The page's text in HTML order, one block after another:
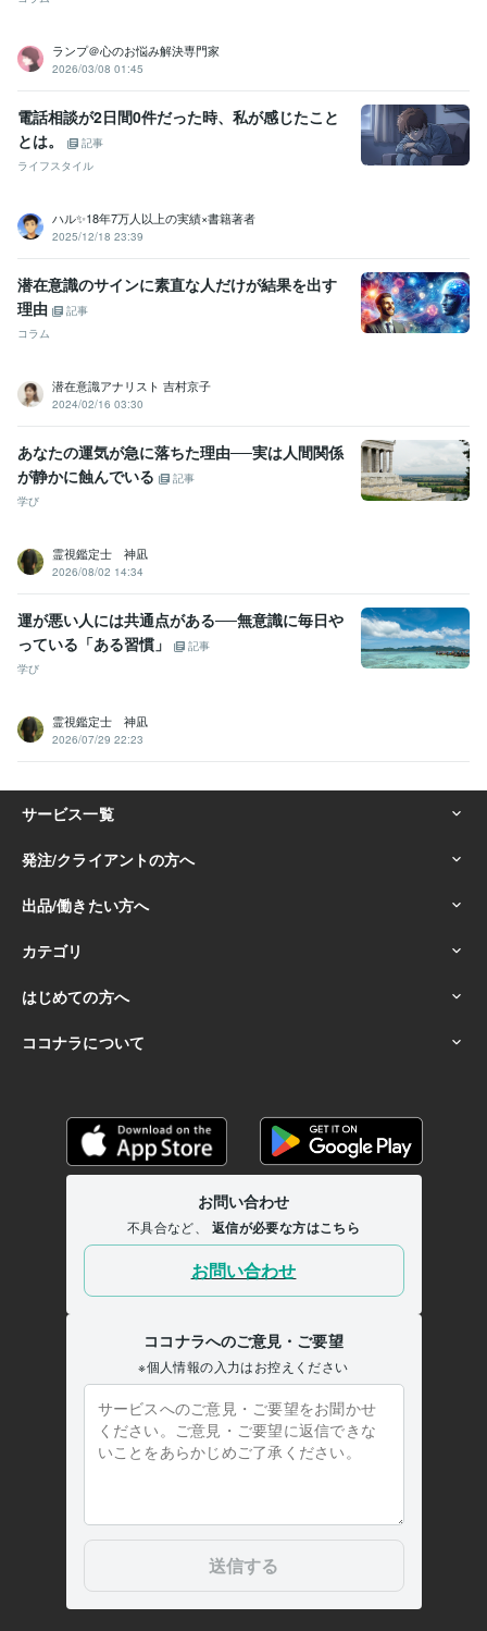
ランプ＠心のお悩み解決専門家
2026/03/08 01:45
電話相談が2日間0件だった時、私が感じたこと
とは。
記事
ライフスタイル
ハル✨18年7万人以上の実績×書籍著者
2025/12/18 23:39
潜在意識のサインに素直な人だけが結果を出す
理由
記事
コラム
潜在意識アナリスト 吉村京子
2024/02/16 03:30
あなたの運気が急に落ちた理由──実は人間関係
が静かに蝕んでいる
記事
学び
霊視鑑定士 神凪
2026/08/02 14:34
運が悪い人には共通点がある──無意識に毎日や
っている「ある習慣」
記事
学び
霊視鑑定士 神凪
2026/07/29 22:23